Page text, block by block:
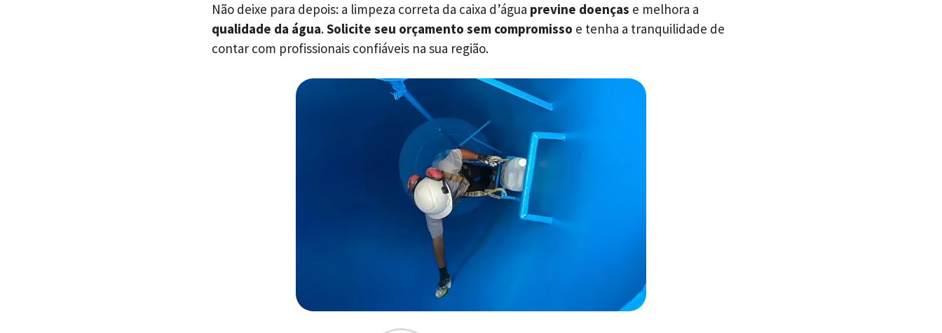
Não deixe para depois: a limpeza correta da caixa d’água previne doenças e melhora a
qualidade da água.Solicite seu orçamento sem compromisso e tenha a tranquilidade de
contar com profissionais confiáveis na sua região.